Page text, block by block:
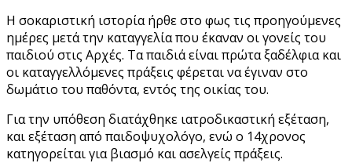
Η σοκαριστική ιστορία ήρθε στο φως τις προηγούμενες
ημέρες μετά την καταγγελία που έκαναν οι γονείς του
παιδιού στις Αρχές. Τα παιδιά είναι πρώτα ξαδέλφια και
οι καταγγελλόμενες πράξεις φέρεται να έγιναν στο
δωμάτιο του παθόντα, εντός της οικίας του.
Για την υπόθεση διατάχθηκε ιατροδικαστική εξέταση,
και εξέταση από παιδοψυχολόγο, ενώ ο 14χρονος
κατηγορείται για βιασμό και ασελγείς πράξεις.